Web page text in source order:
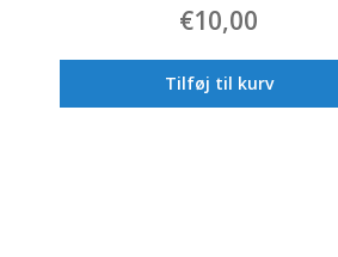
varianter.
Mulighederne
kan
vælges
€10,00
Tilføj til kurv